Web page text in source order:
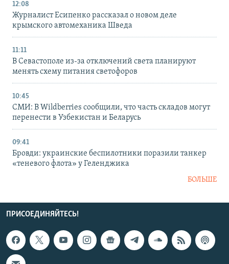
12:08
Журналист Есипенко рассказал о новом деле
крымского автомеханика Шведа
11:11
В Севастополе из-за отключений света планируют
менять схему питания светофоров
10:45
СМИ: В Wildberries сообщили, что часть складов могут
перенести в Узбекистан и Беларусь
09:41
Бровди: украинские беспилотники поразили танкер
«теневого флота» у Геленджика
БОЛЬШЕ
ПРИСОЕДИНЯЙТЕСЬ!